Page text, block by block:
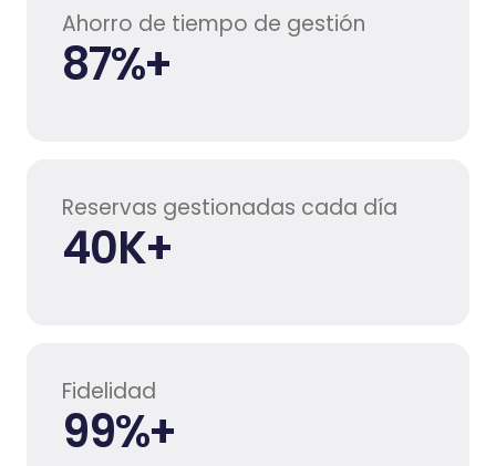
Ahorro de tiempo de gestión
87%+
Reservas gestionadas cada día
40K+
Fidelidad
99%+